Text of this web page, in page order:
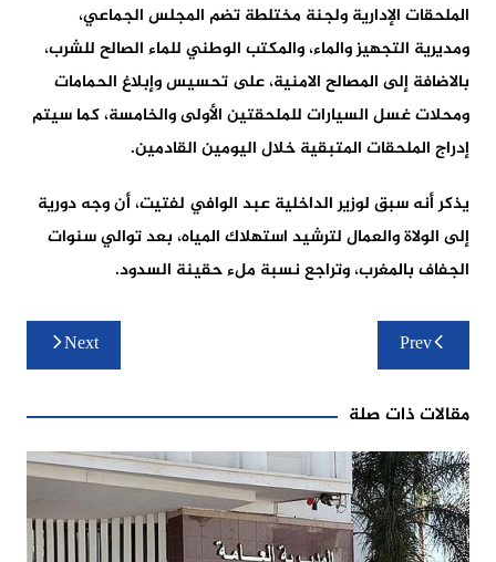
الملحقات الإدارية ولجنة مختلطة تضم المجلس الجماعي،
ومديرية التجهيز والماء، والمكتب الوطني للماء الصالح للشرب،
بالاضافة إلى المصالح الامنية، على تحسيس وإبلاغ الحمامات
ومحلات غسل السيارات للملحقتين الأولى والخامسة، كما سيتم
إدراج الملحقات المتبقية خلال اليومين القادمين.
يذكر أنه سبق لوزير الداخلية عبد الوافي لفتيت، أن وجه دورية
إلى الولاة والعمال لترشيد استهلاك المياه، بعد توالي سنوات
الجفاف بالمغرب، وتراجع نسبة ملء حقينة السدود.
تصفّحPrev
Next
مقالات ذات صلة